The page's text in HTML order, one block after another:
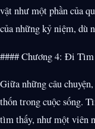
vật như một phần của
của những kỷ niệm, dù
#### Chương 4: Đi
Giữa những câu
thốn trong cuộc sống.
tìm thấy, như một viên